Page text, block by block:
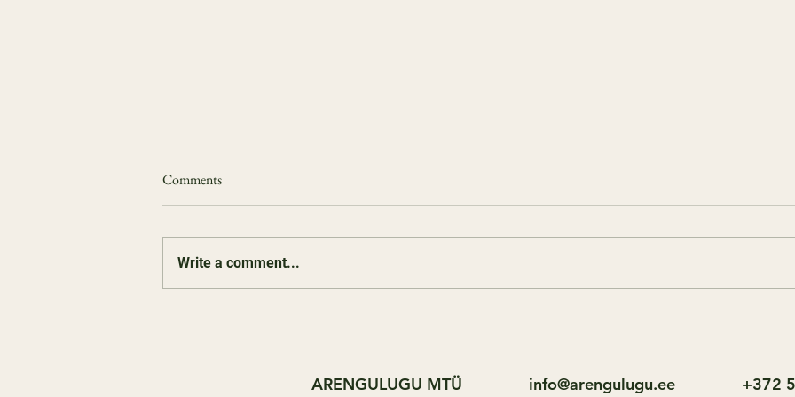
Üksildus täiskasvanueas – vaikne
on sedavõrd oluline, et seda
veelkord puudutada. Nimelt täna
see raha küll jälle kadus?"
Comments
Write a comment...
ARENGULUGU MTÜ info@arengulugu.ee+372